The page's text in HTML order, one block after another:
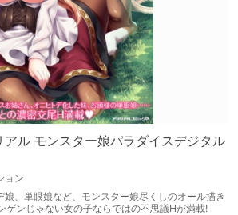
アル モンスター娘パラダイスデジタル
ョン
、単眼娘など、モンスター娘尽くしのオール描き
ゲンじゃない女の子ならではの不思議Hが満載!